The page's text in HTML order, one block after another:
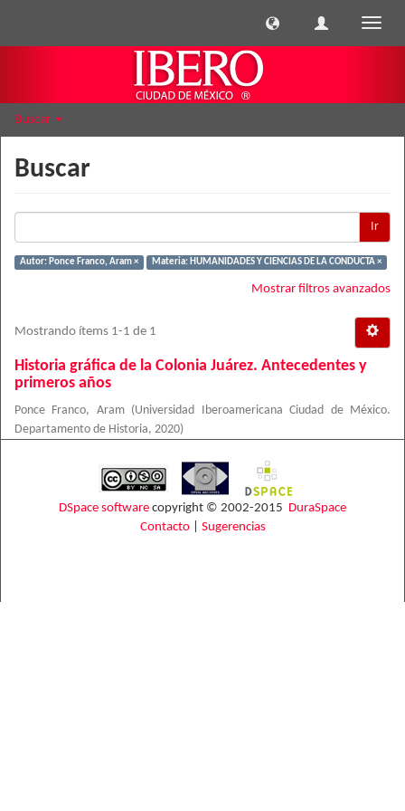
Buscar
Buscar
Ir
Autor: Ponce Franco, Aram × Materia: HUMANIDADES Y CIENCIAS DE LA CONDUCTA ×
Mostrar filtros avanzados
Mostrando ítems 1-1 de 1
Historia gráfica de la Colonia Juárez. Antecedentes y
primeros años
Ponce Franco, Aram (Universidad Iberoamericana Ciudad de México.
Departamento de Historia, 2020)
DSpace software copyright © 2002-2015 DuraSpace
Contacto| Sugerencias